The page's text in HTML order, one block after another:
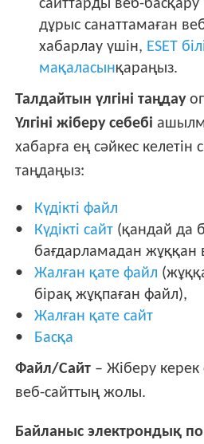
сайттарды веб-
дұрыс санаттамаған
хабарлау үшін, ESET
мақаласынқараңыз.
Талдайтын үлгіні таңдау
Үлгіні жіберу себебі
хабарға ең сәйкес келетін
таңдаңыз:
Күдікті файл
Күдікті сайт (қандай да
бағдарламадан жұққан
Жалған қате файл
бірақ жұқпаған файл),
Жалған қате сайт
Басқа
Файл/Сайт – Жіберу
веб-сайттың жолы.
Байланыс электрондық